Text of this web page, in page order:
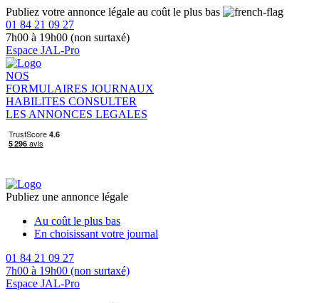
Publiez votre annonce légale au coût le plus bas
01 84 21 09 27
7h00 à 19h00 (non surtaxé)
Espace JAL-Pro
NOS
FORMULAIRES JOURNAUX
HABILITES CONSULTER
LES ANNONCES LEGALES
Publiez une annonce légale
Au coût le plus bas
En choisissant votre journal
01 84 21 09 27
7h00 à 19h00 (non surtaxé)
Espace JAL-Pro